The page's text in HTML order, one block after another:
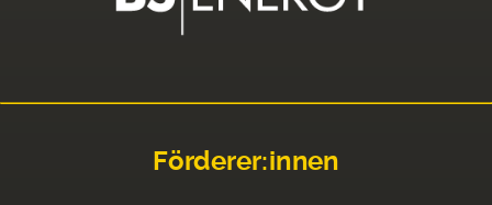
Förderer:innen